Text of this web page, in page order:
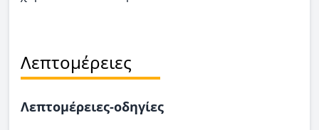
Λεπτομέρειες
Λεπτομέρειες-οδηγίες